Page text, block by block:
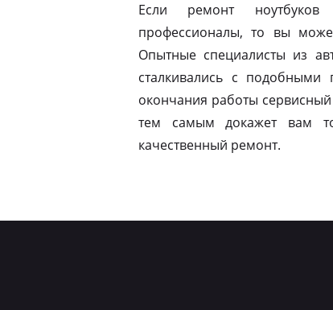
Если ремонт
профессионалы, то вы
Опытные специалисты из
сталкивались с
окончания работы
тем самым докажет вам
качественный ремонт.